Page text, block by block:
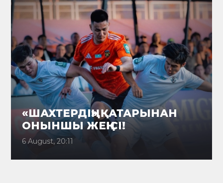
«ШАХТЕРДІҢ» ҚАТАРЫНАН
ОНЫНШЫ ЖЕҢІСІ!
6 August, 20:11